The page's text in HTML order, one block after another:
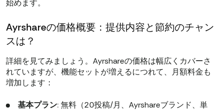
始めます。
Ayrshareの価格概要：提供内容と節約のチャン
スは？
詳細を見てみましょう。Ayrshareの価格は幅広くカバーさ
れていますが、機能セットが増えるにつれて、月額料金も
増加します：
基本プラン: 無料（20投稿/月、Ayrshareブランド、単